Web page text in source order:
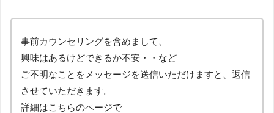
事前カウンセリングを含めまして、
興味はあるけどできるか不安・・など
ご不明なことをメッセージを送信いただけますと、返信
させていただきます。
詳細はこちらのページで